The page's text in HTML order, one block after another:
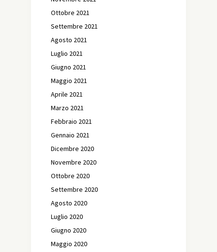
Ottobre 2021
Settembre 2021
Agosto 2021
Luglio 2021
Giugno 2021
Maggio 2021
Aprile 2021
Marzo 2021
Febbraio 2021
Gennaio 2021
Dicembre 2020
Novembre 2020
Ottobre 2020
Settembre 2020
Agosto 2020
Luglio 2020
Giugno 2020
Maggio 2020